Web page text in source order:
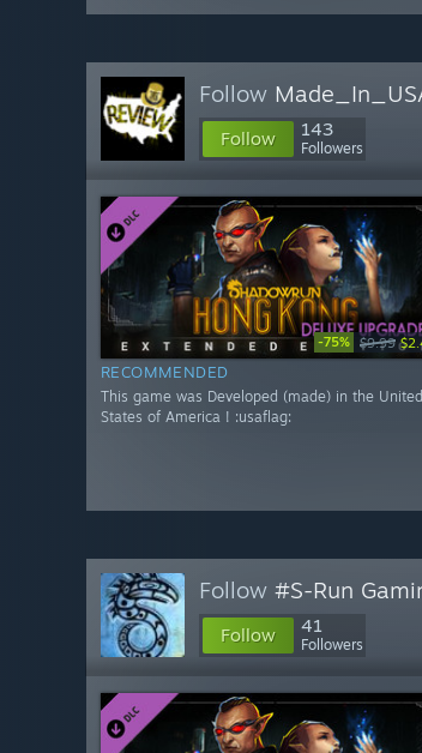
Follow
Follow 143
Followers
-75% $9.99
RECOMMENDED
This game was Developed (made) in the United
States of America ! :usaflag:
Follow #S-Run
Follow 41
Followers